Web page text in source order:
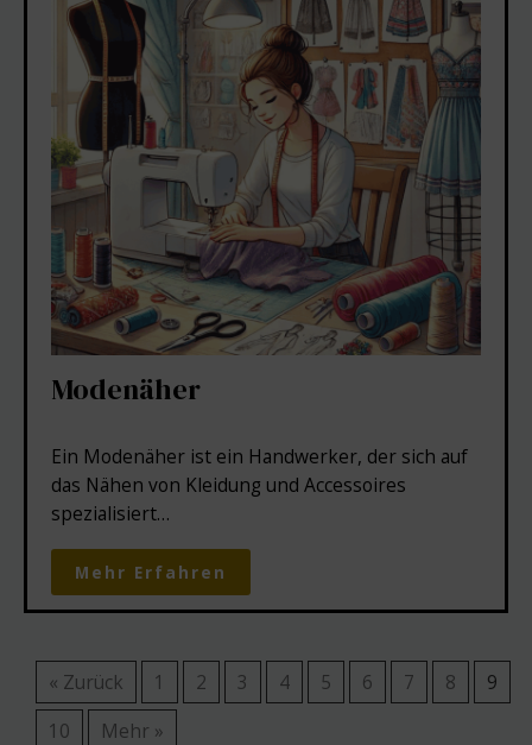
Modenäher
Ein Modenäher ist ein Handwerker, der sich auf
das Nähen von Kleidung und Accessoires
spezialisiert…
Mehr Erfahren
« Zurück 1 2 3 4 5 6 7 8
9
10
Mehr »